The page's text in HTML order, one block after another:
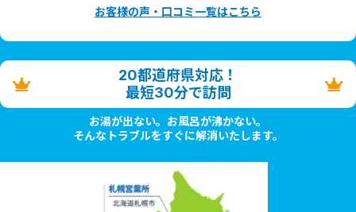
お客様の声・口コミ一覧はこちら
20都道府県対応！
最短30分で訪問
お湯が出ない。お風呂が沸かない。
そんなトラブルをすぐに解消いたします。